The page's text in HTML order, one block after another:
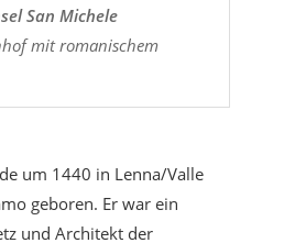
San Michele
mit romanischem
um 1440 in Lenna/Valle
geboren. Er war ein
und Architekt der